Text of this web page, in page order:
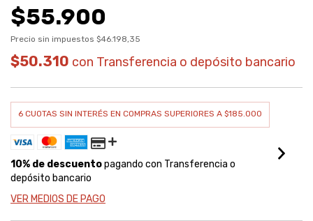
$55.900
Precio sin impuestos $46.198,35
$50.310 con Transferencia o depósito bancario
10% de descuentopagando con Transferencia o
depósito bancario
VER MEDIOS DE PAGO